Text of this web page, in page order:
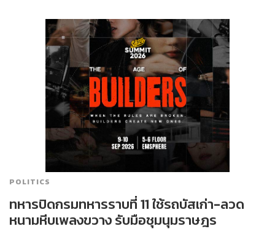
POLITICS
ทหารปิดกรมทหารราบที่ 11 ใช้รถบัสเก่า-ลวด
หนามหีบเพลงขวาง รับมือชุมนุมราษฎร